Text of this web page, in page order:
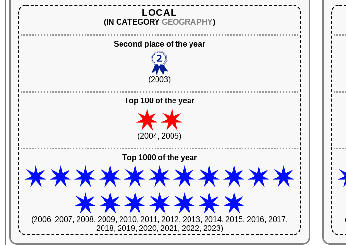
LOCAL
(IN CATEGORY GEOGRAPHY)
Second place of the year
(2003)
Top 100 of the year
(2004, 2005)
Top 1000 of the year
(2006, 2007, 2008, 2009, 2010, 2011, 2012, 2013, 2014, 2015, 2016, 2017,
2018, 2019, 2020, 2021, 2022, 2023)